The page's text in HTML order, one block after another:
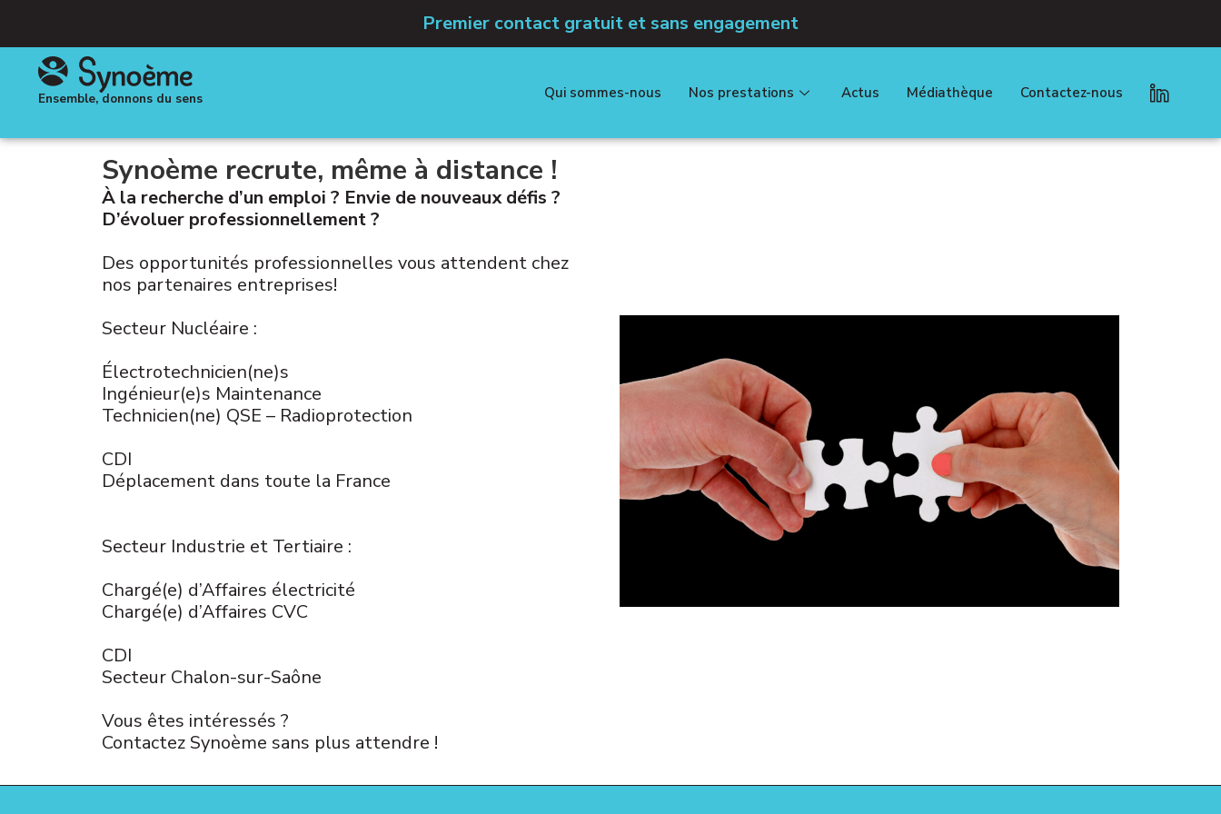
Premier contact gratuit et sans engagement
Ensemble, donnons du sens Qui sommes-nous Nos prestations Actus Médiathèque Contactez-nous
Synoème recrute, même à distance !
À la recherche d’un emploi ? Envie de nouveaux défis ?
D’évoluer professionnellement ?
Des opportunités professionnelles vous attendent chez
nos partenaires entreprises!
Secteur Nucléaire :
Électrotechnicien(ne)s
Ingénieur(e)s Maintenance
Technicien(ne) QSE – Radioprotection
CDI
Déplacement dans toute la France
Secteur Industrie et Tertiaire :
Chargé(e) d’Affaires électricité
Chargé(e) d’Affaires CVC
CDI
Secteur Chalon-sur-Saône
Vous êtes intéressés ?
Contactez Synoème sans plus attendre !